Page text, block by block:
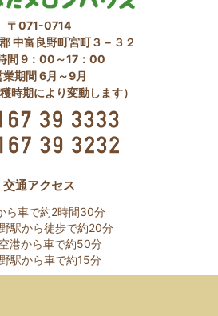
〒071-0714
中富良野町宮町３－３２
間 9：00～17：00
業期間 6月～9月
時期により変動します）
交通アクセス
ら車で約2時間30分
駅から徒歩で約20分
港から車で約50分
駅から車で約15分